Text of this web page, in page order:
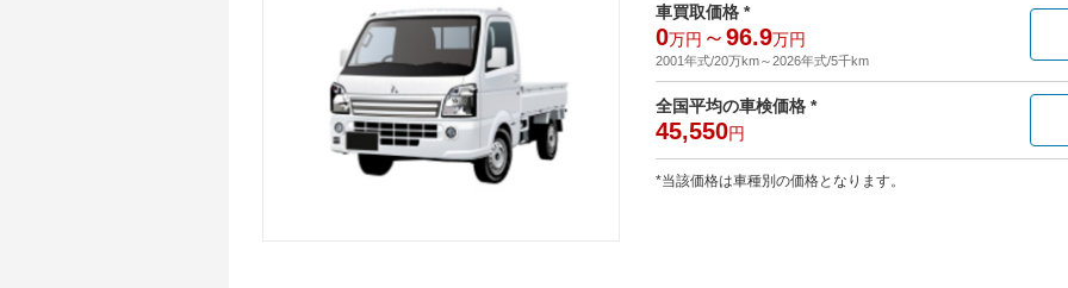
車買取価格 *
0万円 ～96.9万円
2001年式/20万km～2026年式/5千km
全国平均の車検価格 *
45,550円
*当該価格は車種別の価格となります。